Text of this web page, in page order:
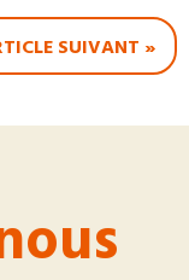
SUIVANT »